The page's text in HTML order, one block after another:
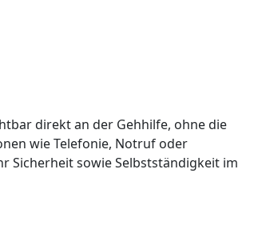
direkt an der Gehhilfe, ohne die
wie Telefonie, Notruf oder
Sicherheit sowie Selbstständigkeit im